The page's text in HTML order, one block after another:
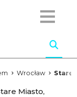
Wrocław Stare
Miasto,